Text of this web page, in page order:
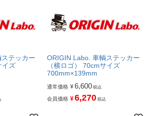
テッカー
イズ
ORIGIN Labo. 車輌ステッカー
（横ロゴ） 70cmサイズ
700mm×139mm
通常価格 ¥6,600 税込
会員価格 ¥6,270 税込